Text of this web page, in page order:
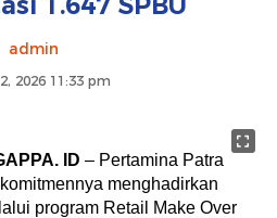
admin
2026 11:33 pm
ID – Pertamina Patra
menghadirkan
program Retail Make Over